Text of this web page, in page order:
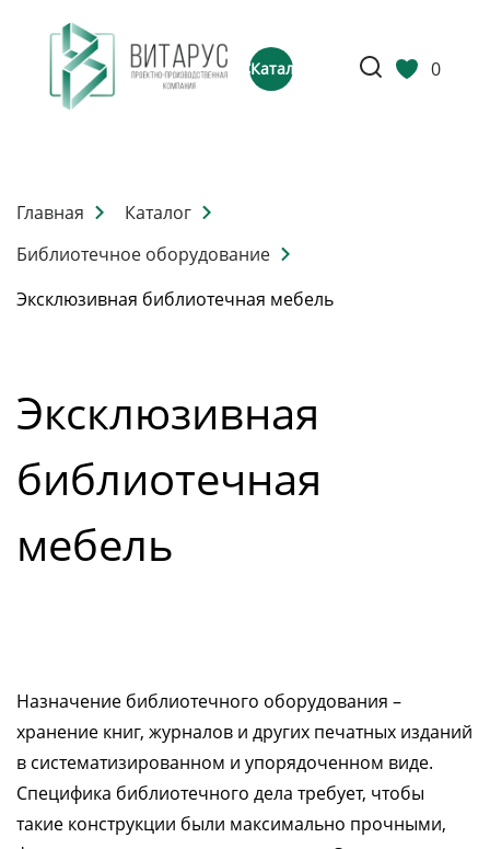
Каталог 0
Главная
Каталог
Библиотечное оборудование
Эксклюзивная библиотечная мебель
Эксклюзивная
библиотечная
мебель
Назначение библиотечного оборудования –
хранение книг, журналов и других печатных изданий
в систематизированном и упорядоченном виде.
Специфика библиотечного дела требует, чтобы
такие конструкции были максимально прочными,